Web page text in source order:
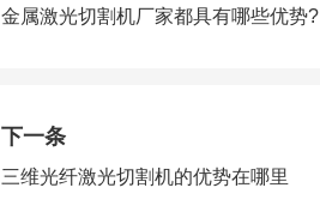
金属激光切割机厂家都具有哪些优势?
下一条
三维光纤激光切割机的优势在哪里